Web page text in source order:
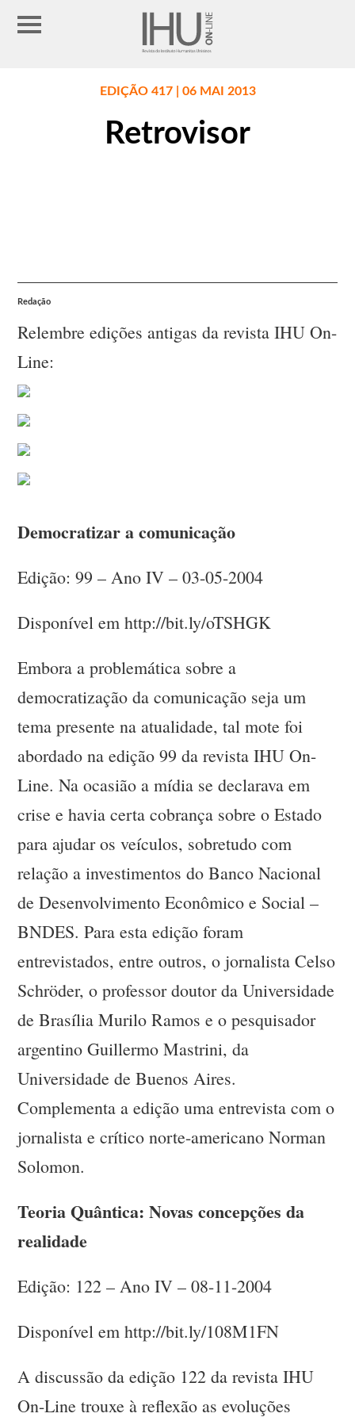
EDIÇÃO 417 | 06 MAI 2013
Retrovisor
Redação
Relembre edições antigas da revista IHU On-
Line:
Democratizar a comunicação
Edição: 99 – Ano IV – 03-05-2004
Disponível em http://bit.ly/oTSHGK
Embora a problemática sobre a
democratização da comunicação seja um
tema presente na atualidade, tal mote foi
abordado na edição 99 da revista IHU On-
Line. Na ocasião a mídia se declarava em
crise e havia certa cobrança sobre o Estado
para ajudar os veículos, sobretudo com
relação a investimentos do Banco Nacional
de Desenvolvimento Econômico e Social –
BNDES. Para esta edição foram
entrevistados, entre outros, o jornalista Celso
Schröder, o professor doutor da Universidade
de Brasília Murilo Ramos e o pesquisador
argentino Guillermo Mastrini, da
Universidade de Buenos Aires.
Complementa a edição uma entrevista com o
jornalista e crítico norte-americano Norman
Solomon.
Teoria Quântica: Novas concepções da
realidade
Edição: 122 – Ano IV – 08-11-2004
Disponível em http://bit.ly/108M1FN
A discussão da edição 122 da revista IHU
On-Line trouxe à reflexão as evoluções